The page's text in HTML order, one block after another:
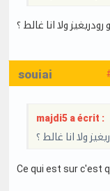
ولا انا غالط ؟
souiai
majdi5 a écrit :
ولا انا غالط ؟
Ce qui est sur c'est